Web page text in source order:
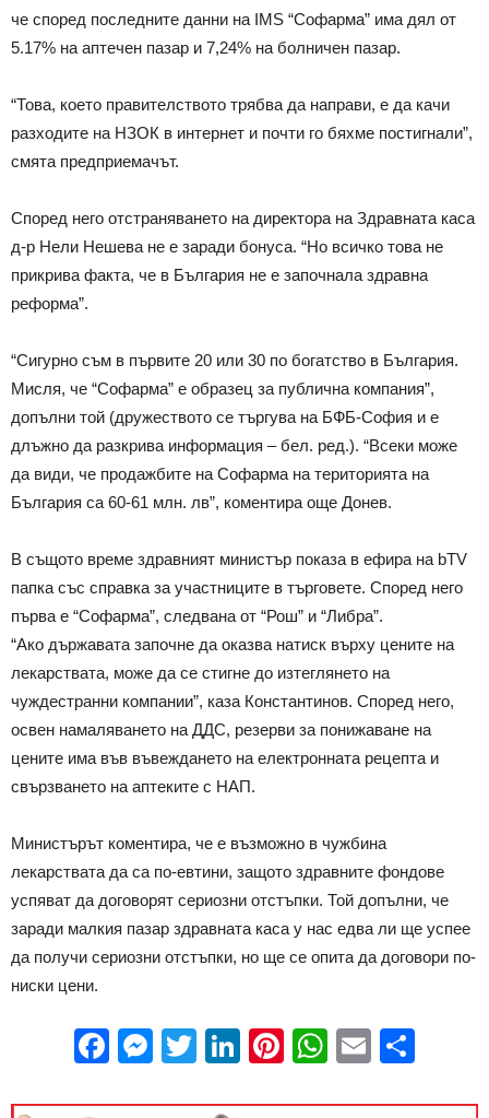
че според последните данни на IMS “Софарма” има дял от
5.17% на аптечен пазар и 7,24% на болничен пазар.
“Това, което правителството трябва да направи, е да качи
разходите на НЗОК в интернет и почти го бяхме постигнали”,
смята предприемачът.
Според него отстраняването на директора на Здравната каса
д-р Нели Нешева не е заради бонуса. “Но всичко това не
прикрива факта, че в България не е започнала здравна
реформа”.
“Сигурно съм в първите 20 или 30 по богатство в България.
Мисля, че “Софарма” е образец за публична компания”,
допълни той (дружеството се търгува на БФБ-София и е
длъжно да разкрива информация – бел. ред.). “Всеки може
да види, че продажбите на Софарма на територията на
България са 60-61 млн. лв”, коментира още Донев.
В същото време здравният министър показа в ефира на bTV
папка със справка за участниците в търговете. Според него
първа е “Софарма”, следвана от “Рош” и “Либра”.
“Ако държавата започне да оказва натиск върху цените на
лекарствата, може да се стигне до изтеглянето на
чуждестранни компании”, каза Константинов. Според него,
освен намаляването на ДДС, резерви за понижаване на
цените има във въвеждането на електронната рецепта и
свързването на аптеките с НАП.
Министърът коментира, че е възможно в чужбина
лекарствата да са по-евтини, защото здравните фондове
успяват да договорят сериозни отстъпки. Той допълни, че
заради малкия пазар здравната каса у нас едва ли ще успее
да получи сериозни отстъпки, но ще се опита да договори по-
ниски цени.
Facebook
Messenger
Twitter
LinkedIn
Pinterest
WhatsApp
Email